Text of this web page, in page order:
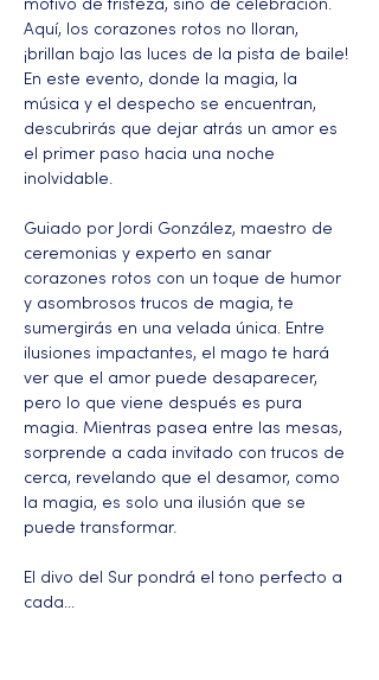
motivo de tristeza, sino de celebración.
Aquí, los corazones rotos no lloran,
¡brillan bajo las luces de la pista de baile!
En este evento, donde la magia, la
música y el despecho se encuentran,
descubrirás que dejar atrás un amor es
el primer paso hacia una noche
inolvidable.
Guiado por Jordi González, maestro de
ceremonias y experto en sanar
corazones rotos con un toque de humor
y asombrosos trucos de magia, te
sumergirás en una velada única. Entre
ilusiones impactantes, el mago te hará
ver que el amor puede desaparecer,
pero lo que viene después es pura
magia. Mientras pasea entre las mesas,
sorprende a cada invitado con trucos de
cerca, revelando que el desamor, como
la magia, es solo una ilusión que se
puede transformar.
El divo del Sur pondrá el tono perfecto a
cada…